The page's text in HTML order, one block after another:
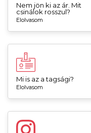
Nem jön ki az ár. Mit
csinálok rosszul?
Elolvasom
Mi is az a tagsági?
Elolvasom